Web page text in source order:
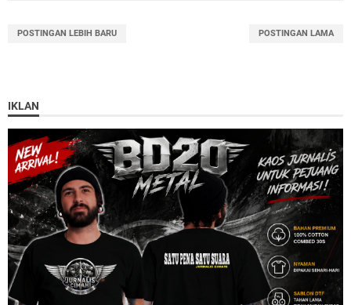
POSTINGAN LEBIH BARU POSTINGAN LAMA
IKLAN